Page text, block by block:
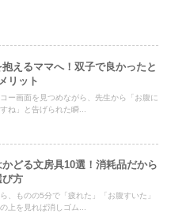
えるママへ！双子で良かったと
リット
ー画面を見つめながら、先生から「お腹に
ね」と告げられた瞬...
どる文房具10選！消耗品だから
び方
、ものの5分で「疲れた」「お腹すいた」
上を見れば消しゴム...